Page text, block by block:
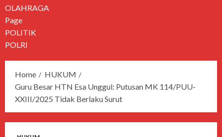
OLAHRAGA
Page
POLITIK
POLRI
Home
HUKUM
Guru Besar HTN Esa Unggul: Putusan MK 114/PUU-
XXIII/2025 Tidak Berlaku Surut